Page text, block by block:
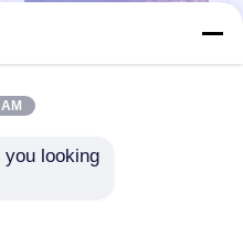
Meter
Ausrüstung für die
you looking